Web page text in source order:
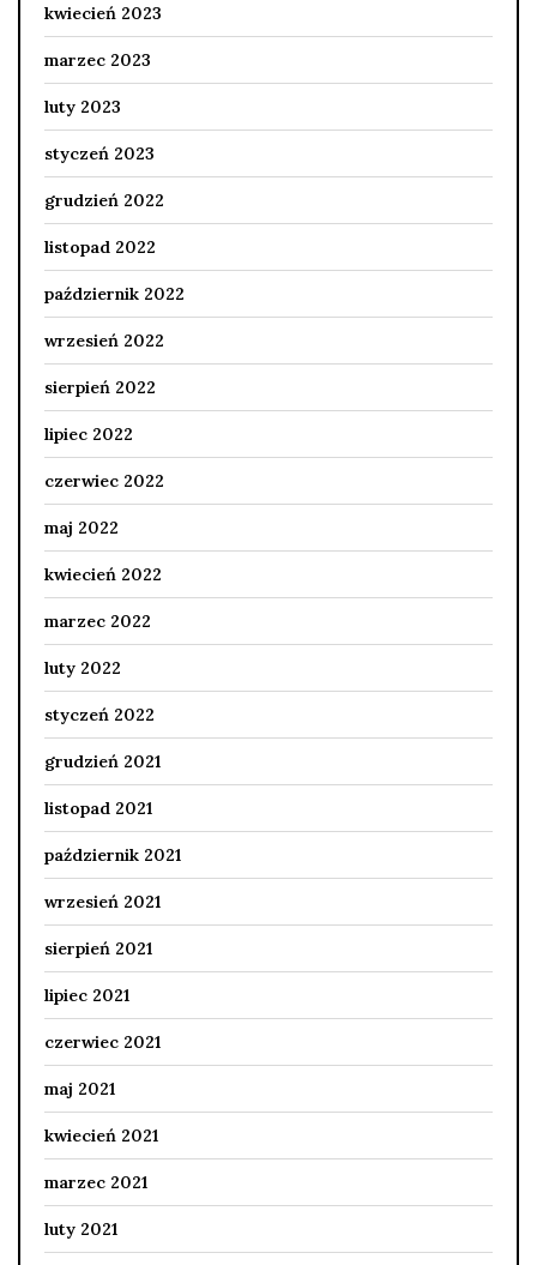
kwiecień 2023
marzec 2023
luty 2023
styczeń 2023
grudzień 2022
listopad 2022
październik 2022
wrzesień 2022
sierpień 2022
lipiec 2022
czerwiec 2022
maj 2022
kwiecień 2022
marzec 2022
luty 2022
styczeń 2022
grudzień 2021
listopad 2021
październik 2021
wrzesień 2021
sierpień 2021
lipiec 2021
czerwiec 2021
maj 2021
kwiecień 2021
marzec 2021
luty 2021